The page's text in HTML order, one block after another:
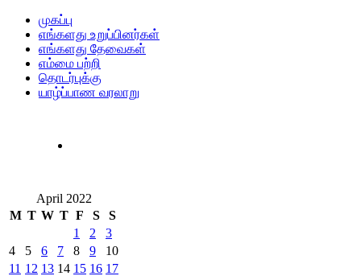
முகப்பு
எங்களது உறுப்பினர்கள்
எங்களது தேவைகள்
எம்மை பற்றி
தொடர்புக்கு
யாழ்ப்பாண வரலாறு
April 2022
M T W T F S
S
1
2
3
4
5 6 7 8 9
10
11 12 13 14 15 16 17